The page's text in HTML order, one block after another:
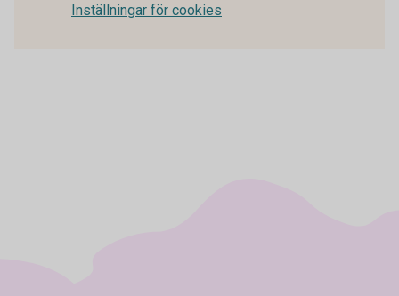
Inställningar för cookies